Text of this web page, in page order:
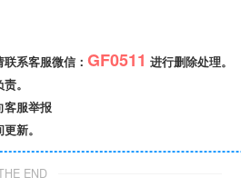
系客服微信： GF0511 进行删除处理。
。
客服举报
新。
END